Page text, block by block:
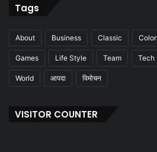
Tags
About Business Classic Color
Games Life Style Team Tech
World आपदा विमोचन
VISITOR COUNTER